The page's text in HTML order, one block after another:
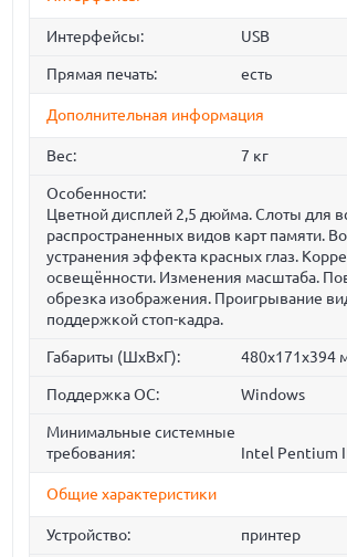
Интерфейсы: USB
Прямая печать: есть
Дополнительная информация
Вес: 7 кг
Особенности:
Цветной дисплей 2,5 дюйма. Слоты для
распространенных видов карт памяти.
устранения эффекта красных глаз.
освещённости. Изменения масштаба.
обрезка изображения. Проигрывание
поддержкой стоп-кадра.
Габариты (ШхВхГ): 480x171x394
Поддержка ОС: Windows
Минимальные системные
требования:
Intel Pentium
Общие характеристики
Устройство: принтер